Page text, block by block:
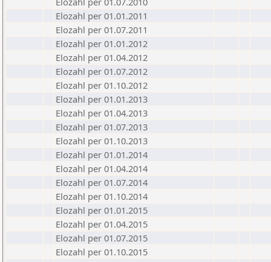
Elozahl per 01.01.2011
Elozahl per 01.07.2011
Elozahl per 01.01.2012
Elozahl per 01.04.2012
Elozahl per 01.07.2012
Elozahl per 01.10.2012
Elozahl per 01.01.2013
Elozahl per 01.04.2013
Elozahl per 01.07.2013
Elozahl per 01.10.2013
Elozahl per 01.01.2014
Elozahl per 01.04.2014
Elozahl per 01.07.2014
Elozahl per 01.10.2014
Elozahl per 01.01.2015
Elozahl per 01.04.2015
Elozahl per 01.07.2015
Elozahl per 01.10.2015